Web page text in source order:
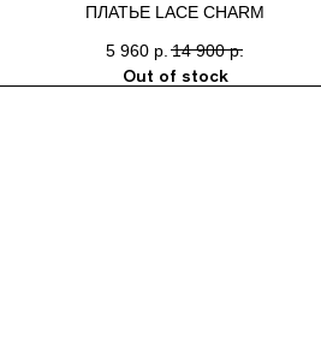
ПЛАТЬЕ LACE CHARM
5 960 р. 14 900 р.